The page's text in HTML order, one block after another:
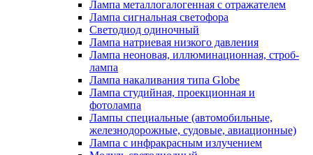
Лампа металлогалогенная с отражателем
Лампа сигнальная светофора
Светодиод одиночный
Лампа натриевая низкого давления
Лампа неоновая, иллюминационная, строб-
лампа
Лампа накаливания типа Globe
Лампа студийная, проекционная и
фотолампа
Лампы специальные (автомобильные,
железнодорожные, судовые, авиационные)
Лампа с инфракрасным излучением